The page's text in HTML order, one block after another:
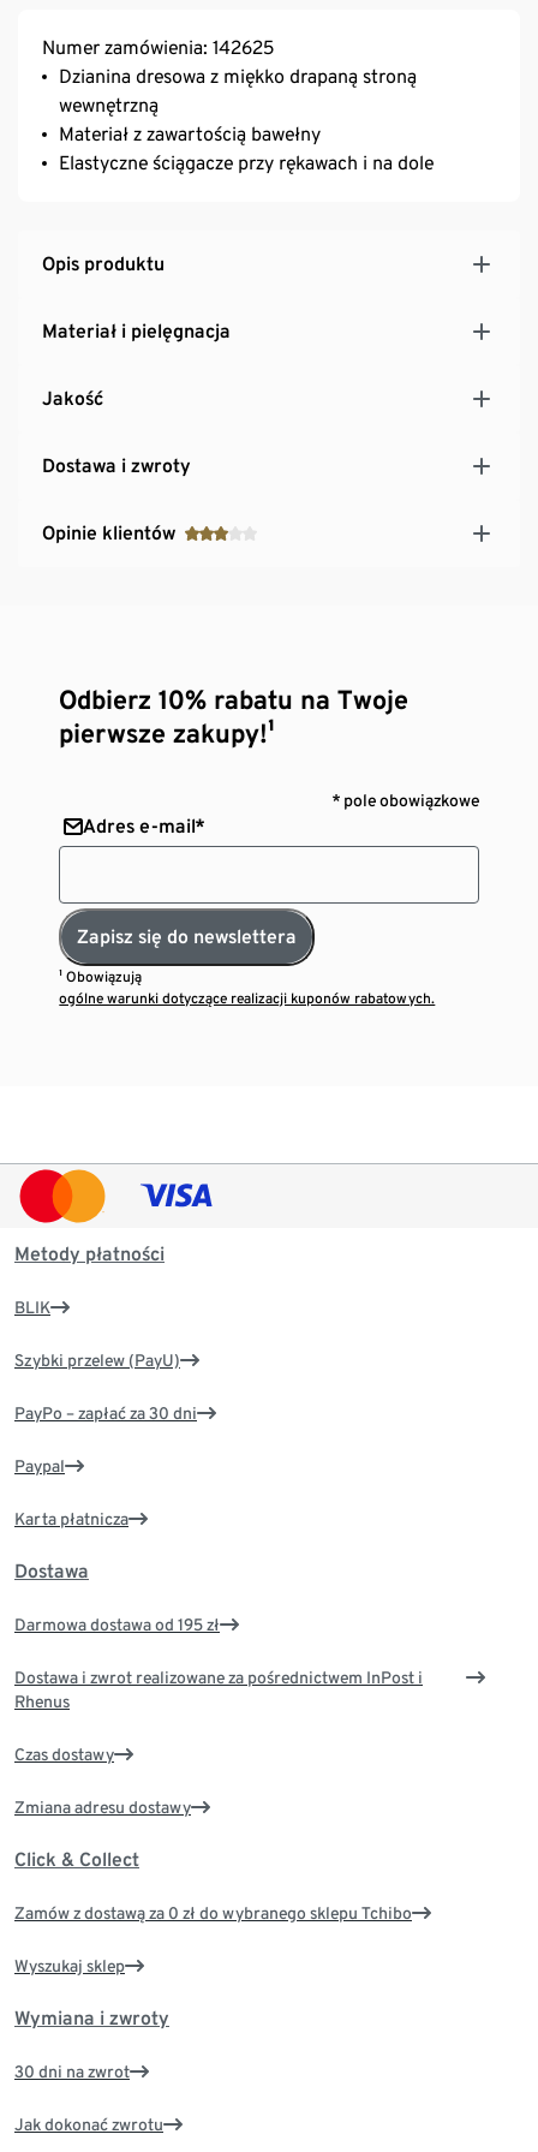
Numer zamówienia: 142625
Dzianina dresowa z miękko drapaną stroną
wewnętrzną
Materiał z zawartością bawełny
Elastyczne ściągacze przy rękawach i na dole
Opis produktu
Materiał i pielęgnacja
Jakość
Dostawa i zwroty
Opinie klientów
Odbierz 10% rabatu na Twoje
pierwsze zakupy!¹
* pole obowiązkowe
Adres e-mail*
Zapisz się do newslettera
¹ Obowiązują
ogólne warunki dotyczące realizacji kuponów rabatowych.
Metody płatności
BLIK
Szybki przelew (PayU)
PayPo – zapłać za 30 dni
Paypal
Karta płatnicza
Dostawa
Darmowa dostawa od 195 zł
Dostawa i zwrot realizowane za pośrednictwem InPost i
Rhenus
Czas dostawy
Zmiana adresu dostawy
Click & Collect
Zamów z dostawą za 0 zł do wybranego sklepu Tchibo
Wyszukaj sklep
Wymiana i zwroty
30 dni na zwrot
Jak dokonać zwrotu